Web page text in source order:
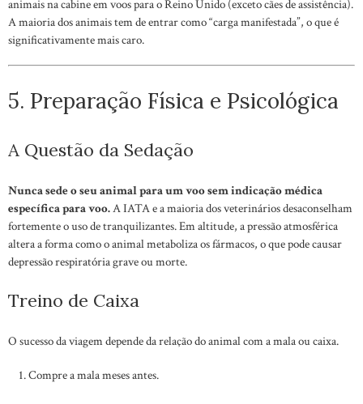
animais na cabine em voos para o Reino Unido (exceto cães de assistência).
A maioria dos animais tem de entrar como “carga manifestada”, o que é
significativamente mais caro.
5. Preparação Física e Psicológica
A Questão da Sedação
Nunca sede o seu animal para um voo sem indicação médica
específica para voo.A IATA e a maioria dos veterinários desaconselham
fortemente o uso de tranquilizantes. Em altitude, a pressão atmosférica
altera a forma como o animal metaboliza os fármacos, o que pode causar
depressão respiratória grave ou morte.
Treino de Caixa
O sucesso da viagem depende da relação do animal com a mala ou caixa.
Compre a mala meses antes.